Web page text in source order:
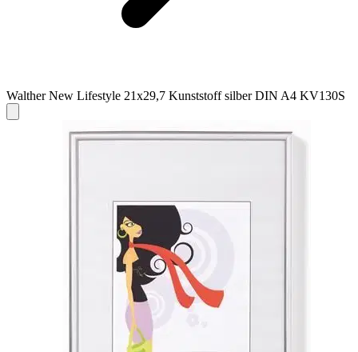
Walther New Lifestyle 21x29,7 Kunststoff silber DIN A4 KV130S